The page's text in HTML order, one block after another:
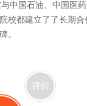
石油、中国医药集
都建立了了长期合作
。